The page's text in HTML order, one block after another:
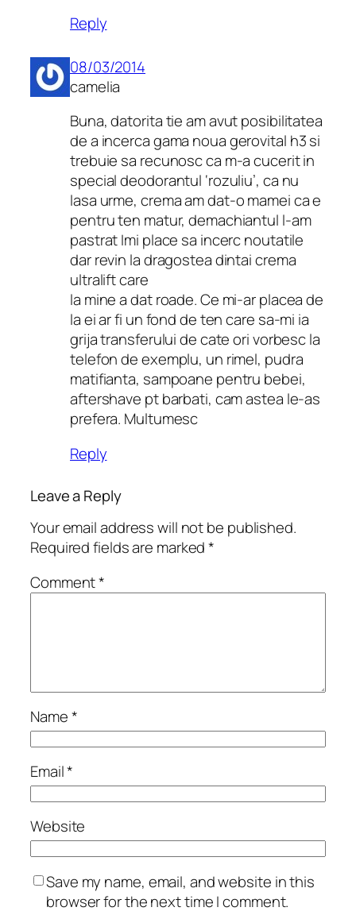
Reply
08/03/2014
camelia
Buna, datorita tie am avut posibilitatea
de a incerca gama noua gerovital h3 si
trebuie sa recunosc ca m-a cucerit in
special deodorantul ‘rozuliu’, ca nu
lasa urme, crema am dat-o mamei ca e
pentru ten matur, demachiantul l-am
pastrat Imi place sa incerc noutatile
dar revin la dragostea dintai crema
ultralift care
la mine a dat roade. Ce mi-ar placea de
la ei ar fi un fond de ten care sa-mi ia
grija transferului de cate ori vorbesc la
telefon de exemplu, un rimel, pudra
matifianta, sampoane pentru bebei,
aftershave pt barbati, cam astea le-as
prefera. Multumesc
Reply
Leave a Reply
Your email address will not be published.
Required fields are marked*
Comment*
Name*
Email*
Website
Save my name, email, and website in this
browser for the next time I comment.